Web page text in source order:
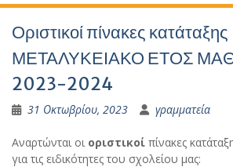
Οριστικοί πίνακες κατάταξης
ΜΕΤΑΛΥΚΕΙΑΚΟ ΕΤΟΣ
2023-2024
31 Οκτωβρίου, 2023 γραμματεία
Αναρτώνται οι οριστικοί πίνακες
για τις ειδικότητες του σχολείου μας: